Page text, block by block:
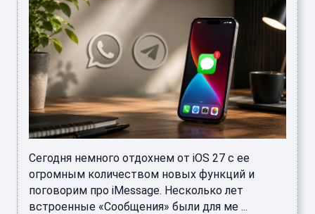
Сегодня немного отдохнем от iOS 27 с ее
огромным количеством новых функций и
поговорим про iMessage. Несколько лет
встроенные «Сообщения» были для ме ...